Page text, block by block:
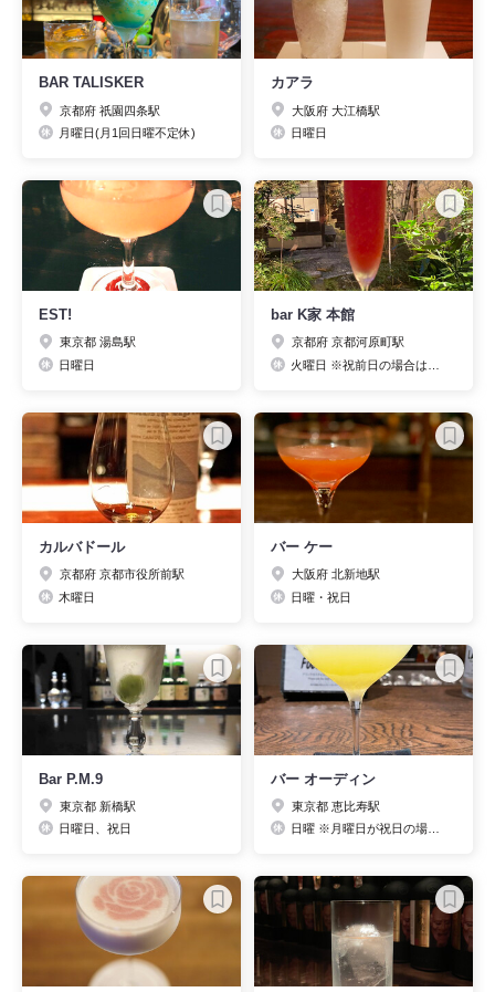
BAR TALISKER
京都府 祇園四条駅
月曜日(月1回日曜不定休)
カアラ
大阪府 大江橋駅
日曜日
EST!
東京都 湯島駅
日曜日
bar K家 本館
京都府 京都河原町駅
カルバドール
京都府 京都市役所前駅
木曜日
バー ケー
大阪府 北新地駅
日曜・祝日
Bar P.M.9
東京都 新橋駅
日曜日、祝日
バー オーディン
東京都 恵比寿駅